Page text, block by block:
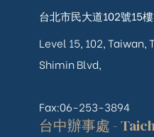
台北市民大道102號15樓
Level 15, 102, Taiwan,
Shimin Blvd,
Fax:06-253-3894
台中辦事處 -